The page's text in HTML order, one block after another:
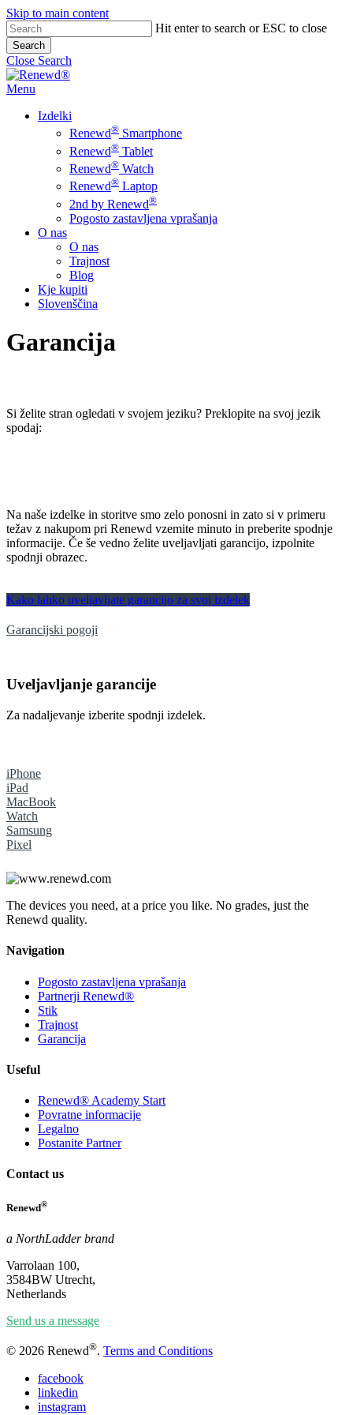
Skip to main content
Hit enter to search or ESC to close
Search
Close Search
Menu
Izdelki
Renewd® Smartphone
Renewd® Tablet
Renewd® Watch
Renewd® Laptop
2nd by Renewd®
Pogosto zastavljena vprašanja
O nas
O nas
Trajnost
Blog
Kje kupiti
Slovenščina
Garancija
Si želite stran ogledati v svojem jeziku? Preklopite na svoj jezik
spodaj:
Na naše izdelke in storitve smo zelo ponosni in zato si v primeru
težav z nakupom pri Renewd vzemite minuto in preberite spodnje
informacije. Če še vedno želite uveljavljati garancijo, izpolnite
spodnji obrazec.
Kako lahko uveljavljate garancijo za svoj izdelek
Garancijski pogoji
Uveljavljanje garancije
Za nadaljevanje izberite spodnji izdelek.
iPhone
iPad
MacBook
Watch
Samsung
Pixel
The devices you need, at a price you like. No grades, just the
Renewd quality.
Navigation
Pogosto zastavljena vprašanja
Partnerji Renewd®
Stik
Trajnost
Garancija
Useful
Renewd® Academy Start
Povratne informacije
Legalno
Postanite Partner
Contact us
Renewd®
a NorthLadder brand
Varrolaan 100,
3584BW Utrecht,
Netherlands
Send us a message
© 2026 Renewd®. Terms and Conditions
facebook
linkedin
instagram